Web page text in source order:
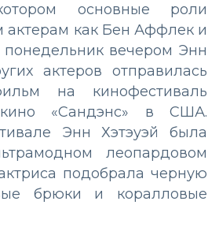
основные роли
актерам как Бен Аффлек и
вечером Энн
актеров отправилась
на кинофестиваль
кино «Сандэнс» в США.
Энн Хэтэуэй была
леопардовом
подобрала черную
брюки и коралловые